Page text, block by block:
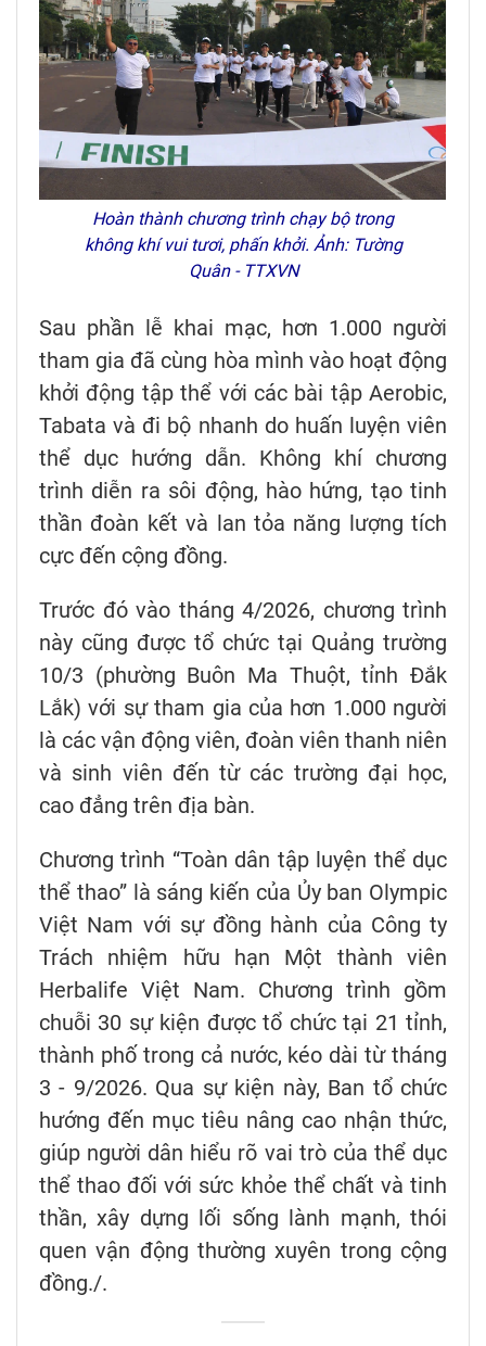
Hoàn thành chương trình chạy bộ trong
không khí vui tươi, phấn khởi. Ảnh: Tường
Quân - TTXVN
Sau phần lễ khai mạc, hơn 1.000 người
tham gia đã cùng hòa mình vào hoạt động
khởi động tập thể với các bài tập Aerobic,
Tabata và đi bộ nhanh do huấn luyện viên
thể dục hướng dẫn. Không khí chương
trình diễn ra sôi động, hào hứng, tạo tinh
thần đoàn kết và lan tỏa năng lượng tích
cực đến cộng đồng.
Trước đó vào tháng 4/2026, chương trình
này cũng được tổ chức tại Quảng trường
10/3 (phường Buôn Ma Thuột, tỉnh Đắk
Lắk) với sự tham gia của hơn 1.000 người
là các vận động viên, đoàn viên thanh niên
và sinh viên đến từ các trường đại học,
cao đẳng trên địa bàn.
Chương trình “Toàn dân tập luyện thể dục
thể thao” là sáng kiến của Ủy ban Olympic
Việt Nam với sự đồng hành của Công ty
Trách nhiệm hữu hạn Một thành viên
Herbalife Việt Nam. Chương trình gồm
chuỗi 30 sự kiện được tổ chức tại 21 tỉnh,
thành phố trong cả nước, kéo dài từ tháng
3 - 9/2026. Qua sự kiện này, Ban tổ chức
hướng đến mục tiêu nâng cao nhận thức,
giúp người dân hiểu rõ vai trò của thể dục
thể thao đối với sức khỏe thể chất và tinh
thần, xây dựng lối sống lành mạnh, thói
quen vận động thường xuyên trong cộng
đồng./.